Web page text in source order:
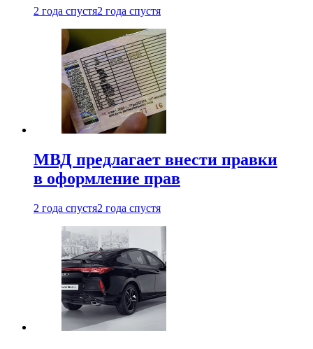
2 года спустя2 года спустя
МВД предлагает внести правки
в оформление прав
2 года спустя2 года спустя